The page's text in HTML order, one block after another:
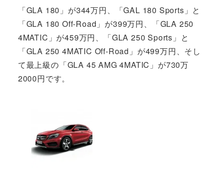
「GLA 180」が344万円、「GAL 180 Sports」と
「GLA 180 Off-Road」が399万円、「GLA 250
4MATIC」が459万円、「GLA 250 Sports」と
「GLA 250 4MATIC Off-Road」が499万円、そし
て最上級の「GLA 45 AMG 4MATIC」が730万
2000円です。